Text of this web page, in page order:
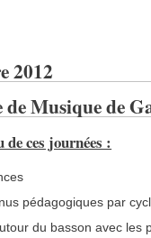
2012
Musique de
ces journées :
pédagogiques par
du basson avec les